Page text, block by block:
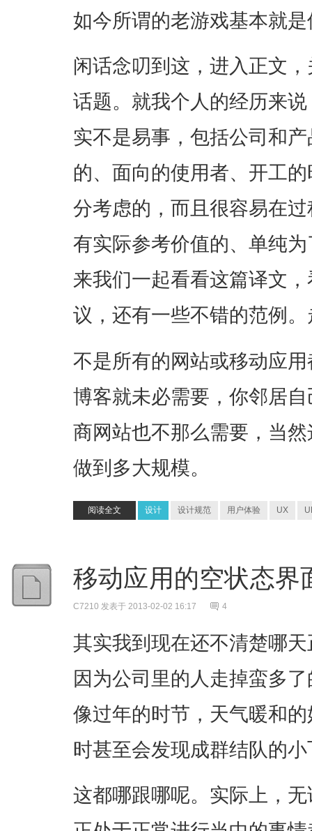
如今所谓的老游戏基本就
闲话念叨到这，进入正文
话题。就我个人的经历来
实不是易事，包括公司和
的、面向的使用者、开工
分考虑的，而且很容易在
有实际参考价值的、单纯
来我们一起看看这篇译文
议，还有一些不错的范例
不是所有的网站或移动应
博客就未必需要，你邻居
商网站也不那么需要，当
做到多大规模。
阅读全文 设计 设计规范 用户体验 UX
移动应用的空状态
C7210 发表于 2013-02-02 16:17 4
其实我到现在还不清楚哪
因为公司里的人走掉蛮多
像过年的时节，天气暖和
时甚至会发现成群结队的
这都哪跟哪呢。实际上，